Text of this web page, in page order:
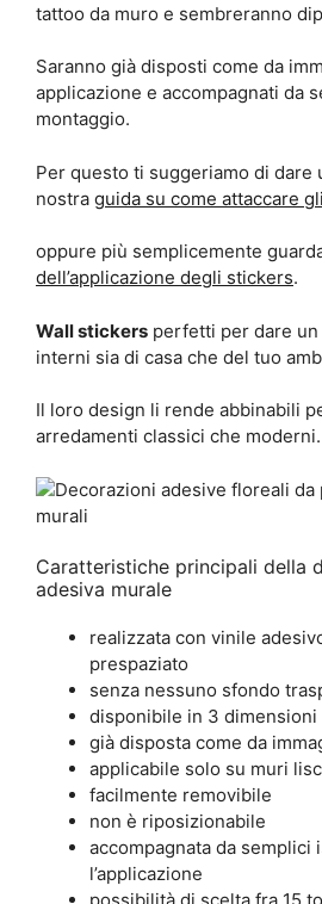
tattoo da muro e sembreranno
Saranno già disposti come da
applicazione e accompagnati da
montaggio.
Per questo ti suggeriamo di dare
nostra guida su come attaccare
oppure più semplicemente
dell’applicazione degli stickers.
Wall stickers perfetti per dare
interni sia di casa che del tuo
Il loro design li rende abbinabili
arredamenti classici che moderni.
Caratteristiche principali della
adesiva murale
realizzata con vinile
prespaziato
senza nessuno sfondo
disponibile in 3 dimensioni
già disposta come da
applicabile solo su muri
facilmente removibile
non è riposizionabile
accompagnata da semplici
l’applicazione